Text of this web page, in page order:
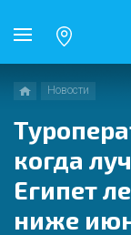
Новости
когда
Египет
ниже